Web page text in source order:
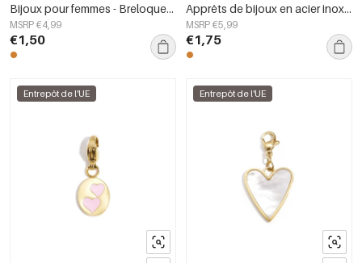
Bijoux pour femmes - Breloques en forme de cœur - Collection décontractée et simple pour tous les jours
MSRP €4,99
€1,50
Apprêts de bijoux en acier inoxydable, collection Sun Casual Daily Simple pour femmes
MSRP €5,99
€1,75
Entrepôt de l'UE Entrepôt de l'UE